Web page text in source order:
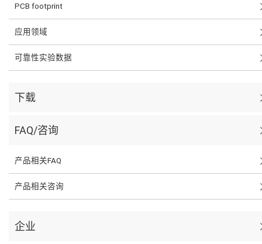
PCB footprint
应用领域
可靠性实验数据
下载
FAQ/咨询
产品相关FAQ
产品相关咨询
企业